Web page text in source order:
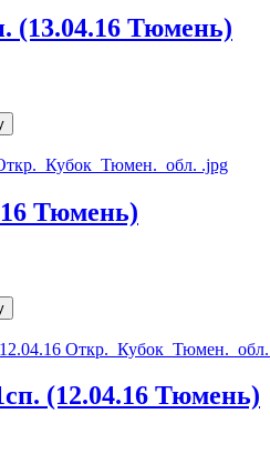
Тюмень)
Тюмень)
(12.04.16 Тюмень)